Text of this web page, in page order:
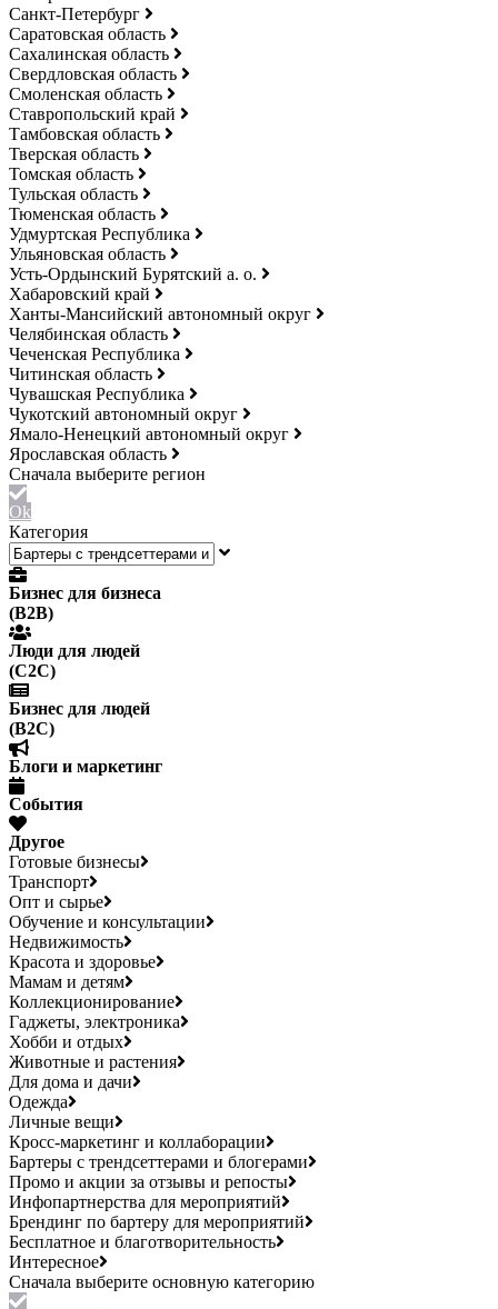
Санкт-Петербург
Саратовская область
Сахалинская область
Свердловская область
Смоленская область
Ставропольский край
Тамбовская область
Тверская область
Томская область
Тульская область
Тюменская область
Удмуртская Республика
Ульяновская область
Усть-Ордынский Бурятский а. о.
Хабаровский край
Ханты-Мансийский автономный округ
Челябинская область
Чеченская Республика
Читинская область
Чувашская Республика
Чукотский автономный округ
Ямало-Ненецкий автономный округ
Ярославская область
Ok
Категория
Бизнес для бизнеса
(B2B)
Люди для людей
(С2С)
Бизнес для людей
(B2C)
Блоги и маркетинг
События
Другое
Готовые бизнесы
Транспорт
Опт и сырье
Обучение и консультации
Недвижимость
Красота и здоровье
Мамам и детям
Коллекционирование
Гаджеты, электроника
Хобби и отдых
Животные и растения
Для дома и дачи
Одежда
Личные вещи
Кросс-маркетинг и коллаборации
Бартеры с трендсеттерами и блогерами
Промо и акции за отзывы и репосты
Инфопартнерства для мероприятий
Брендинг по бартеру для мероприятий
Бесплатное и благотворительность
Интересное